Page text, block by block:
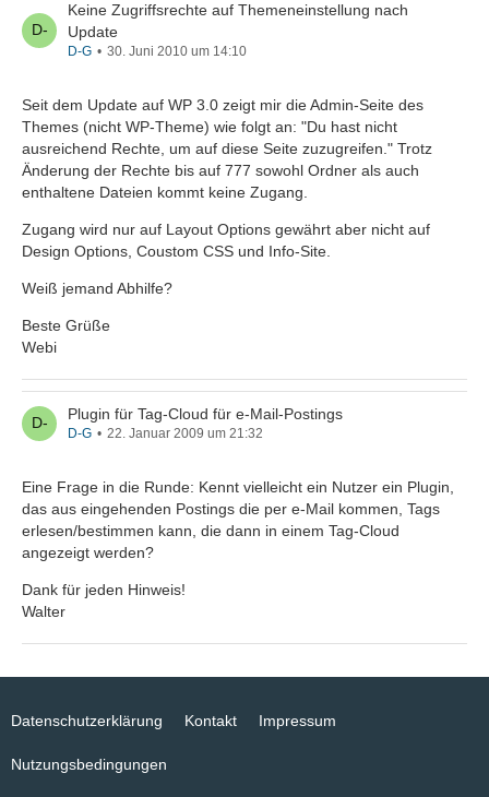
Keine Zugriffsrechte auf Themeneinstellung nach
Update
D-G 30. Juni 2010 um 14:10
Seit dem Update auf WP 3.0 zeigt mir die Admin-Seite des
Themes (nicht WP-Theme) wie folgt an: "Du hast nicht
ausreichend Rechte, um auf diese Seite zuzugreifen." Trotz
Änderung der Rechte bis auf 777 sowohl Ordner als auch
enthaltene Dateien kommt keine Zugang.
Zugang wird nur auf Layout Options gewährt aber nicht auf
Design Options, Coustom CSS und Info-Site.
Weiß jemand Abhilfe?
Beste Grüße
Webi
Plugin für Tag-Cloud für e-Mail-Postings
D-G 22. Januar 2009 um 21:32
Eine Frage in die Runde: Kennt vielleicht ein Nutzer ein Plugin,
das aus eingehenden Postings die per e-Mail kommen, Tags
erlesen/bestimmen kann, die dann in einem Tag-Cloud
angezeigt werden?
Dank für jeden Hinweis!
Walter
Datenschutzerklärung Kontakt Impressum
Nutzungsbedingungen